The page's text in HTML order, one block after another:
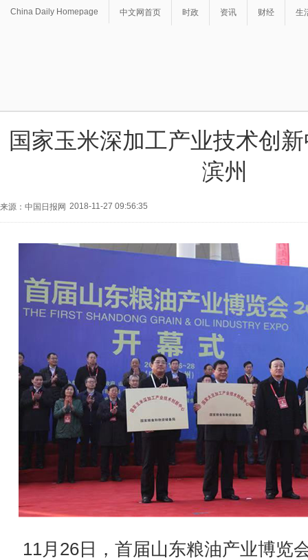
China Daily Homepage 中文网首页 时政 资讯 财经 生
国家玉米深加工产业技术创
滨州
来源：中国日报网 2018-11-27 09:56:35
11月26日，首届山东粮油产业博览